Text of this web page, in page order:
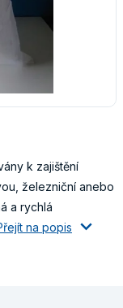
k zajištění
železniční anebo
a rychlá
na popis